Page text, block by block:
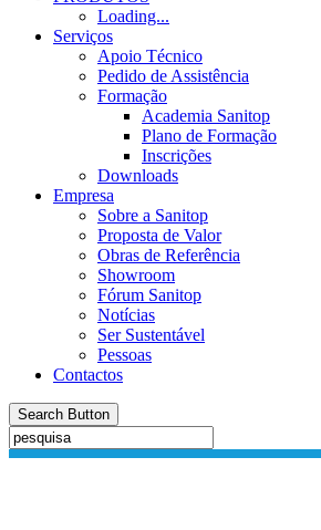
Loading...
Serviços
Apoio Técnico
Pedido de Assistência
Formação
Academia Sanitop
Plano de Formação
Inscrições
Downloads
Empresa
Sobre a Sanitop
Proposta de Valor
Obras de Referência
Showroom
Fórum Sanitop
Notícias
Ser Sustentável
Pessoas
Contactos
Search Button